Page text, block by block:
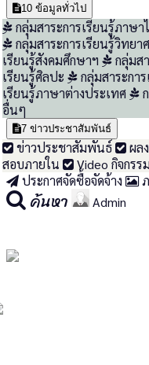
10 ข้อมูลทั่วไป
กลุ่มสาระการเรียนรู้ภาษา
กลุ่มสาระการเรียนรู้วิทย
เรียนรู้สังคมศึกษาฯ
กลุ่มส
เรียนรู้ศิลปะ
กลุ่มสาระกา
เรียนรู้ภาษาต่างประเทศ
อื่นๆ
7 ข่าวประชาสัมพันธ์
ข่าวประชาสัมพันธ์ ผล
สอบภายใน
Video กิจกรรม
ประกาศจัดซื้อจัดจ้าง
ภ
ค้นหา Admin